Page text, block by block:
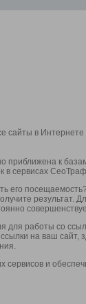
сайты в
приближена к
в сервисах
его
для работы со
на ваш
сервисов и